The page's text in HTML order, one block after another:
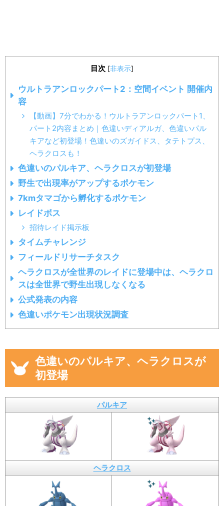
目次 [非表示]
ウルトラアンロックパート2：空間イベント 開催内
容
【動画】7分でわかる！ウルトラアンロックパート1、
パート2内容まとめ｜色違いディアルガ、色違いパル
キアなど初登場！色違いのズガイドス、タテトプス、
ヘラクロスも！
色違いのパルキア、ヘラクロスが初登場
野生で出現率がアップするポケモン
7kmタマゴから孵化するポケモン
レイドボス
招待レイド掲示板
タイムチャレンジ
フィールドリサーチタスク
ヘラクロスが全世界のレイドに登場中は、ヘラクロ
スは全世界で野生出現しなくなる
公式発表の内容
色違いポケモン出現状況調査
色違いのパルキア、ヘラクロスが
初登場
パルキア
ヘラクロス